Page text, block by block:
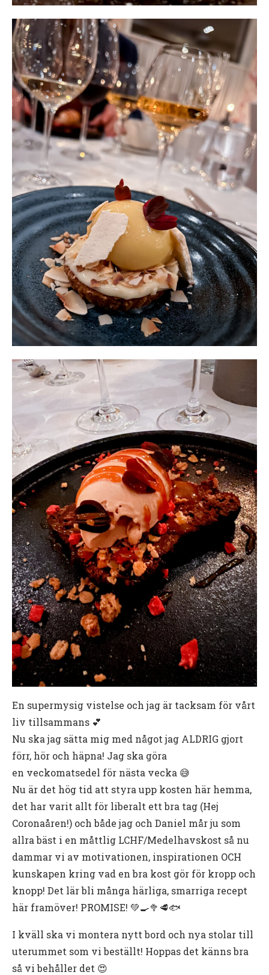
En supermysig vistelse och jag är tacksam för vårt
liv tillsammans 💕
Nu ska jag sätta mig med något jag ALDRIG gjort
förr, hör och häpna! Jag ska göra
en veckomatsedel för nästa vecka 😅
Nu är det hög tid att styra upp kosten här hemma,
det har varit allt för liberalt ett bra tag (Hej
Coronaåren!) och både jag och Daniel mår ju som
allra bäst i en måttlig LCHF/Medelhavskost så nu
dammar vi av motivationen, inspirationen OCH
kunskapen kring vad en bra kost gör för kropp och
knopp! Det lär bli många härliga, smarriga recept
här framöver! PROMISE! 💚🍳🥦🥩🐟
I kväll ska vi montera nytt bord och nya stolar till
uterummet som vi beställt! Hoppas det känns bra
så vi behåller det 😍